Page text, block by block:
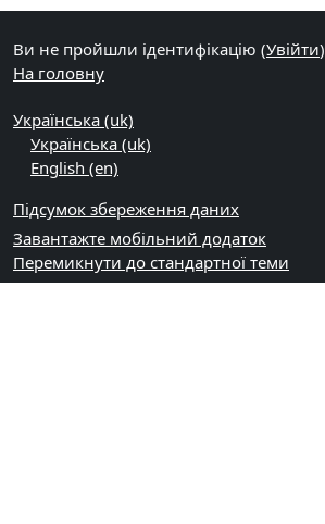
Ви не пройшли ідентифікацію (Увійти)
На головну
Українська ‎(uk)‎
Українська ‎(uk)‎
English ‎(en)‎
Підсумок збереження даних
Завантажте мобільний додаток
Перемикнути до стандартної теми